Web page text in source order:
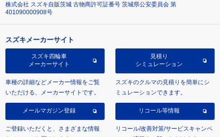
株式会社 スズキ自販茨城 古物商許可証番号 茨城県公安委員会 第
401090000908号
スズキメーカーサイト
スズキ四輪車
メーカーサイト
車種の詳細などメーカー情報をご覧
いただける、メーカーサイトです。
見積り
シミュレーション
スズキのクルマの見積りを簡単にシ
ミュレーションできます。
メールマガジン登録
ご登録いただくと、さまざまな情報
リコール等情報
リコール/改善対策/サービスキャンペ